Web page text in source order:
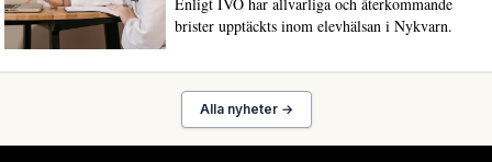
brister upptäckts inom elevhälsan i Nykvarn.
Alla nyheter →